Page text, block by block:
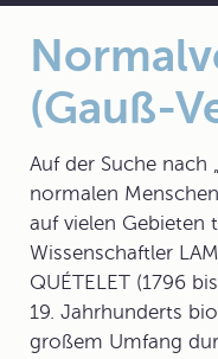
(Gauß-
Auf der Suche
normalen
auf vielen Gebieten
Wissenschaftler
QUÉTELET (1796
19. Jahrhunderts
großem Umfang